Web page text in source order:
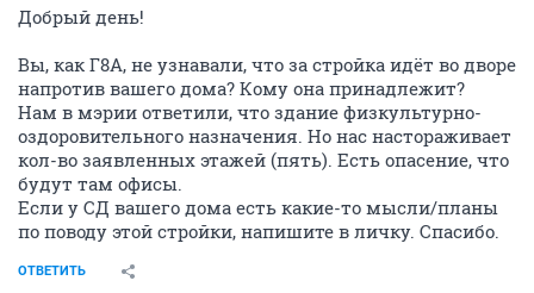
Добрый день!
Вы, как Г8А, не узнавали, что за стройка идёт во дворе
напротив вашего дома? Кому она принадлежит?
Нам в мэрии ответили, что здание физкультурно-
оздоровительного назначения. Но нас настораживает
кол-во заявленных этажей (пять). Есть опасение, что
будут там офисы.
Если у СД вашего дома есть какие-то мысли/планы
по поводу этой стройки, напишите в личку. Спасибо.
ОТВЕТИТЬ